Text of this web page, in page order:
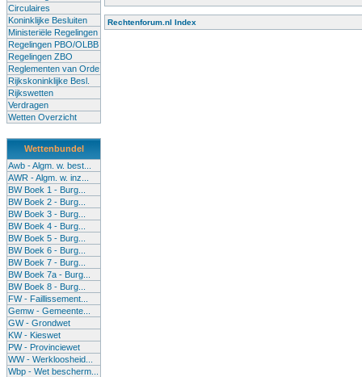
Circulaires
Koninklijke Besluiten
Ministeriële Regelingen
Regelingen PBO/OLBB
Regelingen ZBO
Reglementen van Orde
Rijkskoninklijke Besl.
Rijkswetten
Verdragen
Wetten Overzicht
Wettenbundel
Awb - Algm. w. best...
AWR - Algm. w. inz...
BW Boek 1 - Burg...
BW Boek 2 - Burg...
BW Boek 3 - Burg...
BW Boek 4 - Burg...
BW Boek 5 - Burg...
BW Boek 6 - Burg...
BW Boek 7 - Burg...
BW Boek 7a - Burg...
BW Boek 8 - Burg...
FW - Faillissement...
Gemw - Gemeente...
GW - Grondwet
KW - Kieswet
PW - Provinciewet
WW - Werkloosheid...
Wbp - Wet bescherm...
Rechtenforum.nl Index